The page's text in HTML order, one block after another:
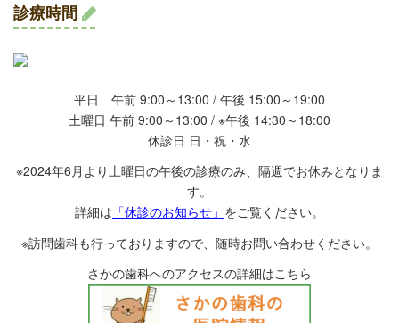
診療時間
平日 午前 9:00～13:00 / 午後 15:00～19:00
土曜日 午前 9:00～13:00 / ※午後 14:30～18:00
休診日 日・祝・水
※2024年6月より土曜日の午後の診療のみ、隔週でお休みとなりま
す。
詳細は 「休診のお知らせ」 をご覧ください。
※訪問歯科も行っておりますので、随時お問い合わせください。
さかの歯科へのアクセスの詳細はこちら